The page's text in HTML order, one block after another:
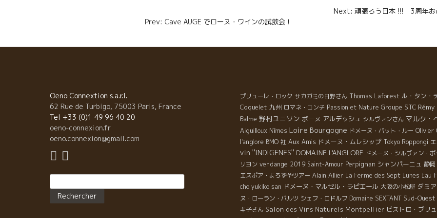
k
r
de
l’article
Prev: Cave AUGE でローヌ・ワインの試飲会！
Next: 頑張ろう日本 !!! 3周年お
Oeno Connextion s.a.r.l.
62 Rue de Turbigo, 75003 Paris, France
Tel +33 (0)1 49 96 40 20
oeno-connexion.fr
oeno.connexion@gmail.com
プリューレ・ロック サカガミの日野さん Thomas Laforest ル・タン・
Coquelet 九州 ロマネ・コンチ Passion et Nature Groupe STC
Balme 野村ユニソン ボーヌ アルデッシュ シルヴァンさん マルク・
Aiguilloux Nîmes Loire Bourgogne ドメーヌ・パット・ルー Olivier
l'anglore BMO 社 Aux Amis ドメーヌ・ムレシップ Tokyo Roppongi
vin ''INDIGENES'' DOMAINE L'ANGLORE ドメーヌ・シルヴァン・
リヨン vendange 2019 Saint-Amour Perpignan シャンパーニュ 静岡
エスポア・よろずやツアー Alain Allier La Ferme des Sept Lunes Eau
cho yukiko san ドメーヌ・マルセル・ラピエール 大阪の小松屋 ダミ
ヌ・ローラン・バルツ シェフ・ロドルフ Domaine SEXTANT Sud-Ouest
キ子さん Salon des Vins Naturels Montpellier ビストロ・ブリ